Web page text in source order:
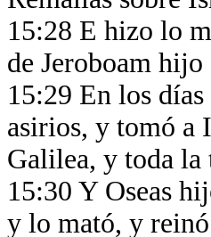
15:28 E hizo lo
de Jeroboam
15:29 En los
asirios, y tomó a
Galilea, y toda
15:30 Y Oseas
y lo mató, y